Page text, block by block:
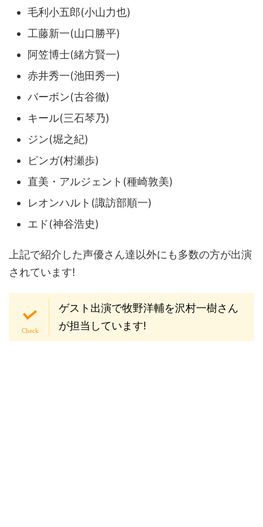
毛利小五郎(小山力也)
工藤新一(山口勝平)
阿笠博士(緒方賢一)
赤井秀一(池田秀一)
バーボン(古谷徹)
キール(三石琴乃)
ジン(堀之紀)
ピンガ(村瀬歩)
直美・アルジェント(種崎敦美)
レオンハルト(諏訪部順一)
エド(神谷浩史)
上記で紹介した声優さん達以外にも多数の方が出演
されています!
ゲスト出演で牧野洋輔を沢村一樹さん
が担当しています!